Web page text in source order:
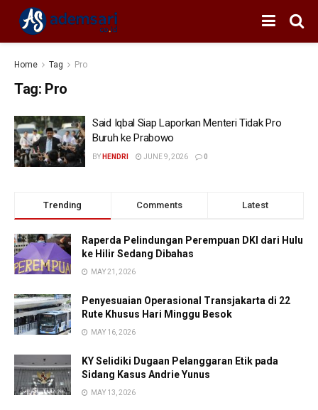
Home Tag Pro
Tag: Pro
Said Iqbal Siap Laporkan Menteri Tidak Pro
Buruh ke Prabowo
BY HENDRI JUNE 9, 2026 0
Trending Comments Latest
Raperda Pelindungan Perempuan DKI dari Hulu
ke Hilir Sedang Dibahas
MAY 21, 2026
Penyesuaian Operasional Transjakarta di 22
Rute Khusus Hari Minggu Besok
MAY 16, 2026
KY Selidiki Dugaan Pelanggaran Etik pada
Sidang Kasus Andrie Yunus
MAY 13, 2026